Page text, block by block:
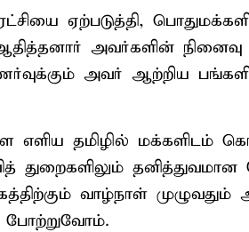
ஏற்படுத்தி,
அவர்களின்
அவர் ஆற்றிய
எளிய தமிழில்
துறைகளிலும்
வாழ்நாள்
போற்றுவோம்.